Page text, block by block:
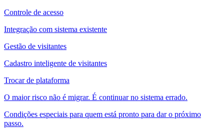
Controle de acesso
Integração com sistema existente
Gestão de visitantes
Cadastro inteligente de visitantes
Trocar de plataforma
O maior risco não é migrar. É continuar no sistema errado.
Condições especiais para quem está pronto para dar o próximo
passo.